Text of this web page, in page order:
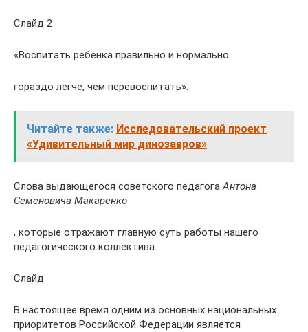
Слайд 2
«Воспитать ребенка правильно и нормально
гораздо легче, чем перевоспитать».
Читайте также: Исследовательский проект
«Удивительный мир динозавров»
Слова выдающегося советского педагогаАнтона
Семеновича Макаренко
, которые отражают главную суть работы нашего
педагогического коллектива.
Слайд
В настоящее время одним из основных национальных
приоритетов Российской Федерации является